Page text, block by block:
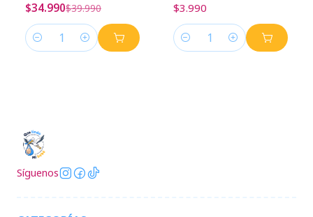
$34.990$39.990
Cantidad
$3.990
Cantidad
Síguenos